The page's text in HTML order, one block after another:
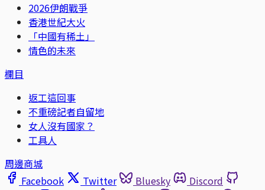
2026伊朗戰爭
香港世紀大火
「中國有稀土」
情色的未來
欄目
返工這回事
不重磅記者自留地
女人沒有國家？
工具人
周邊商城
Facebook
Twitter Bluesky
Discord